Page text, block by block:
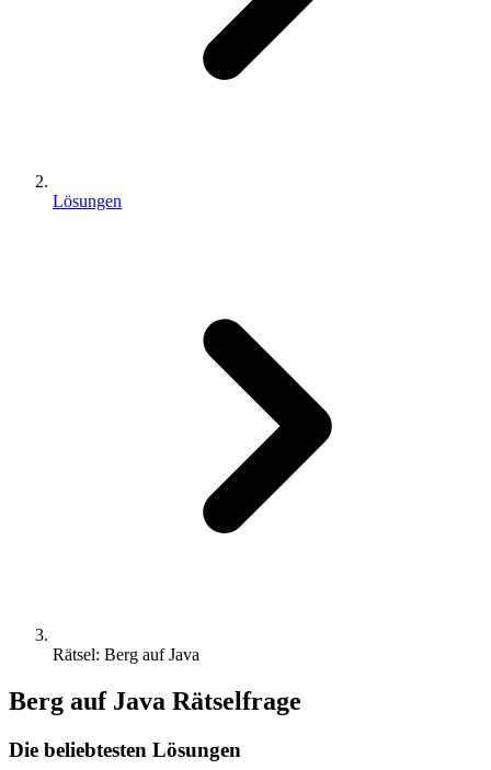
Lösungen
Rätsel: Berg auf Java
Berg auf Java Rätselfrage
Die beliebtesten Lösungen